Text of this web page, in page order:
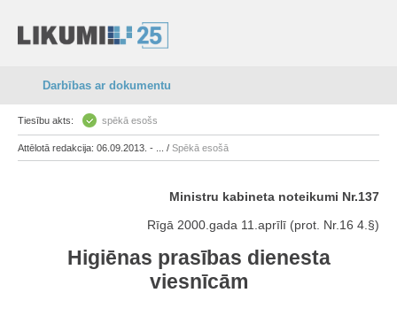
Darbības ar dokumentu
Tiesību akts: spēkā esošs
Attēlotā redakcija: 06.09.2013. - ... / Spēkā esošā
Ministru kabineta noteikumi Nr.137
Rīgā 2000.gada 11.aprīlī (prot. Nr.16 4.§)
Higiēnas prasības dienesta
viesnīcām